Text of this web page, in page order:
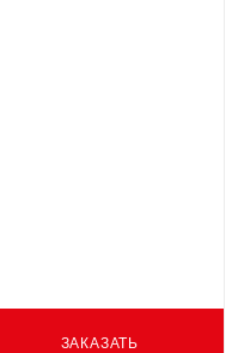
ЗАКАЗАТЬ